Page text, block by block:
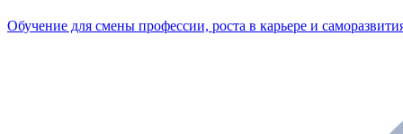
Обучение для смены профессии, роста в карьере и